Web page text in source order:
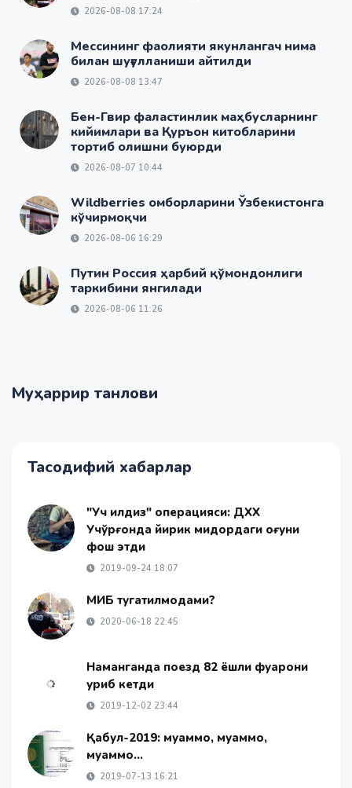
2026-08-08 17:24
Мессининг фаолияти якунлангач нима
билан шуғулланиши айтилди
2026-08-08 13:47
Бен-Гвир фаластинлик маҳбусларнинг
кийимлари ва Қуръон китобларини
тортиб олишни буюрди
2026-08-07 10:44
Wildberries омборларини Ўзбекистонга
кўчирмоқчи
2026-08-06 16:29
Путин Россия ҳарбий қўмондонлиги
таркибини янгилади
2026-08-06 11:26
Муҳаррир танлови
Тасодифий хабарлар
"Уч илдиз" операцияси: ДХХ
Учқўрғонда йирик миқдордаги оғуни
фош этди
2019-09-24 18:07
МИБ тугатилмоқдами?
2020-06-18 22:45
Наманганда поезд 82 ёшли фуқарони
уриб кетди
2019-12-02 23:44
Қабул-2019: муаммо, муаммо,
муаммо...
2019-07-13 16:21